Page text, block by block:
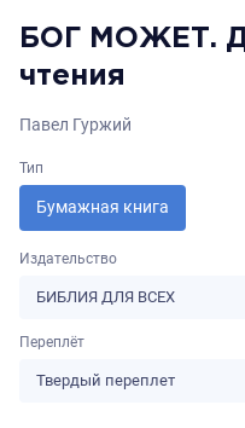
БОГ МОЖЕТ.
чтения
Павел Гуржий
Тип
Бумажная книга
Издательство
БИБЛИЯ ДЛЯ ВСЕХ
Переплёт
Твердый переплет